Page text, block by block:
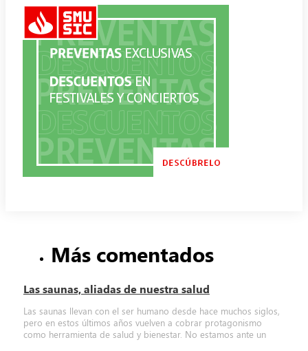
Más comentados
Las saunas, aliadas de nuestra salud
Las saunas llevan con el ser humano desde hace muchos siglos,
pero en estos últimos años vuelven a cobrar protagonismo
como herramienta de salud y bienestar. No estamos ante un